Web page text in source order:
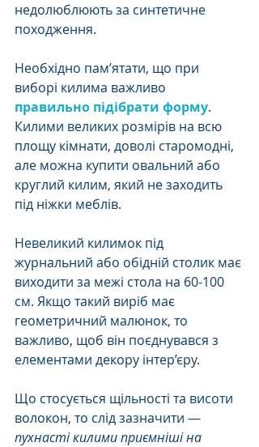
недолюблюють за синтетичне
походження.
Необхідно пам’ятати, що при
виборі килима важливо
правильно підібрати форму.
Килими великих розмірів на всю
площу кімнати, доволі старомодні,
але можна купити овальний або
круглий килим, який не заходить
під ніжки меблів.
Невеликий килимок під
журнальний або обідній столик має
виходити за межі стола на 60-100
см. Якщо такий виріб має
геометричний малюнок, то
важливо, щоб він поєднувався з
елементами декору інтер’єру.
Що стосується щільності та висоти
волокон, то слід зазначити —
пухнасті килими приємніші на